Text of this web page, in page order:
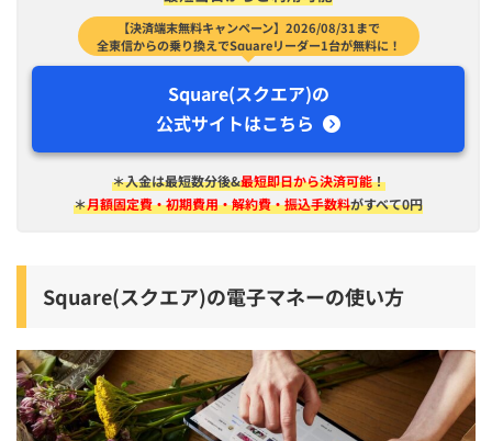
【決済端末無料キャンペーン】2026/08/31まで
全東信からの乗り換えでSquareリーダー1台が無料に！
Square(スクエア)の
公式サイトはこちら
＊入金は​最短​数分後&最短即日から決済可能！
＊月額固定費・初期費用・解約費・振込手数料がすべて0円
Square(スクエア)の電子マネーの使い方